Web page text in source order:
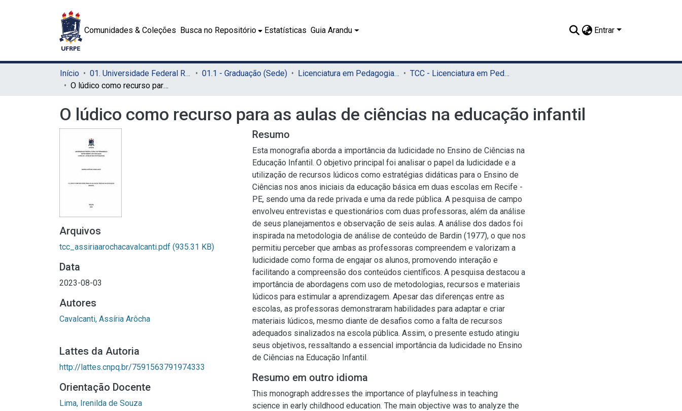
Comunidades & Coleções Busca no Repositório Estatísticas Guia Arandu Entrar
Início 01. Universidade Federal Rural de Pernambuco - UFRPE (Sede) 01.1 - Graduação (Sede) Licenciatura em Pedagogia (Sede)
TCC - Licenciatura em Pedagogia (Sede)
O lúdico como recurso para as aulas de ciências na educação infantil
O lúdico como recurso para as aulas de ciências na educação infantil
Arquivos
tcc_assiriaarochacavalcanti.pdf (935.31 KB)
Data
2023-08-03
Autores
Cavalcanti, Assíria Arôcha
Lattes da Autoria
http://lattes.cnpq.br/7591563791974333
Orientação Docente
Lima, Irenilda de Souza
Resumo
Esta monografia aborda a importância da ludicidade no Ensino de Ciências na
Educação Infantil. O objetivo principal foi analisar o papel da ludicidade e a
utilização de recursos lúdicos como estratégias didáticas para o Ensino de
Ciências nos anos iniciais da educação básica em duas escolas em Recife -
PE, sendo uma da rede privada e uma da rede pública. A pesquisa de campo
envolveu entrevistas e questionários com duas professoras, além da análise
de seus planejamentos e observação de seis aulas. A análise dos dados foi
inspirada na metodologia de análise de conteúdo de Bardin (1977), o que nos
permitiu perceber que ambas as professoras compreendem e valorizam a
ludicidade como forma de engajar os alunos, promovendo interação e
facilitando a compreensão dos conteúdos científicos. A pesquisa destacou a
importância de abordagens com uso de metodologias, recursos e materiais
lúdicos para estimular a aprendizagem. Apesar das diferenças entre as
escolas, as professoras demonstraram habilidades para adaptar e criar
materiais lúdicos, mesmo diante de desafios como a falta de recursos
adequados sinalizados na escola pública. Assim, o presente estudo atingiu
seus objetivos, ressaltando a essencial importância da ludicidade no Ensino
de Ciências na Educação Infantil.
Resumo em outro idioma
This monograph addresses the importance of playfulness in teaching
science in early childhood education. The main objective was to analyze the